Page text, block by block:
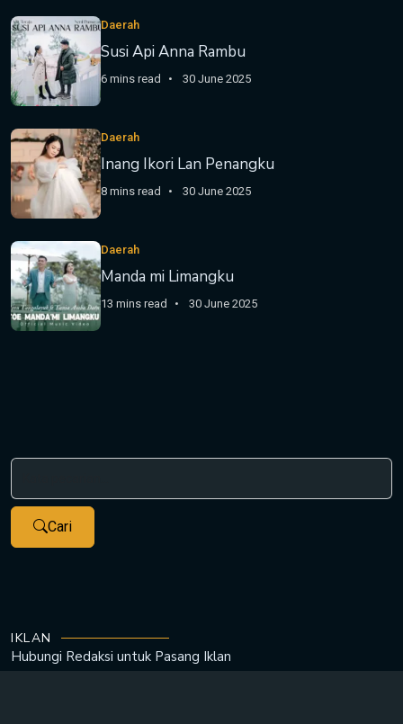
Daerah
Susi Api Anna Rambu
6 mins read 30 June 2025
Daerah
Inang Ikori Lan Penangku
8 mins read 30 June 2025
Daerah
Manda mi Limangku
13 mins read 30 June 2025
Cari
IKLAN
Hubungi Redaksi untuk Pasang Iklan